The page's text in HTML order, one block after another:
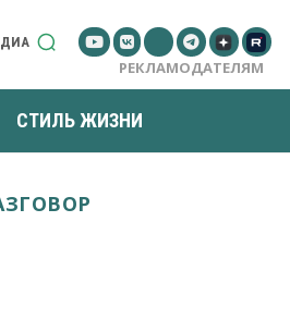
РЕКЛАМОДАТЕЛЯМ
СТИЛЬ ЖИЗНИ